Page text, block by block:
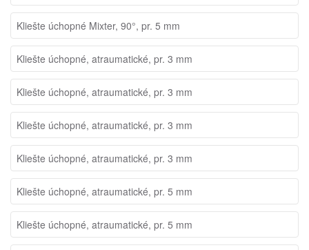
Kliešte úchopné Mixter, 90°, pr. 5 mm
Kliešte úchopné, atraumatické, pr. 3 mm
Kliešte úchopné, atraumatické, pr. 3 mm
Kliešte úchopné, atraumatické, pr. 3 mm
Kliešte úchopné, atraumatické, pr. 3 mm
Kliešte úchopné, atraumatické, pr. 5 mm
Kliešte úchopné, atraumatické, pr. 5 mm